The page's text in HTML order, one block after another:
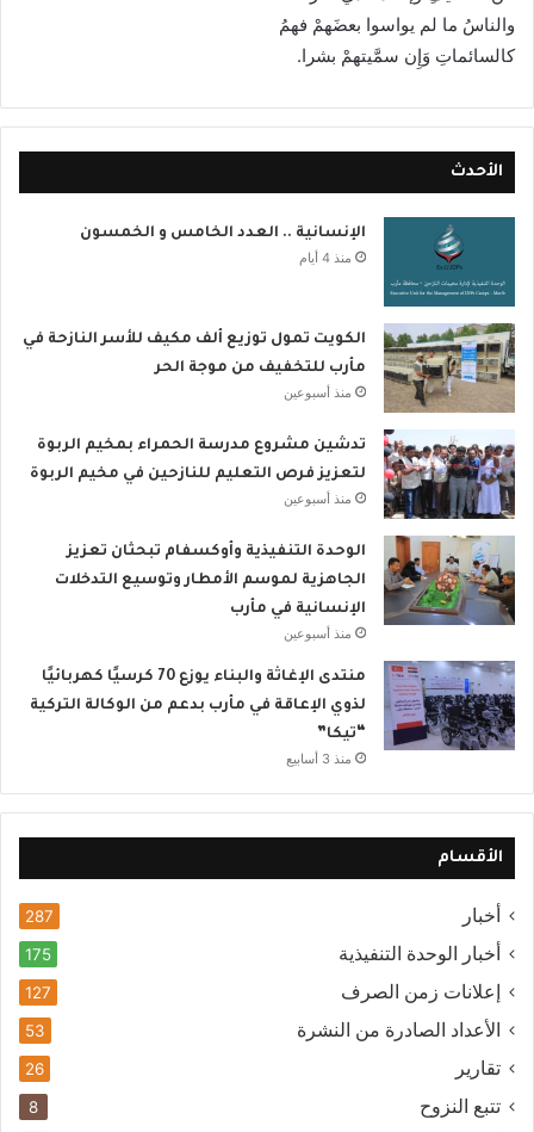
والناسُ ما لم يواسوا بعضَهمْ فهمُ
كالسائماتِ وَإِن سمَّيتهمْ بشرا.
الأحدث
الإنسانية .. العدد الخامس و الخمسون
منذ 4 أيام
الكويت تمول توزيع ألف مكيف للأسر النازحة في
مأرب للتخفيف من موجة الحر
منذ أسبوعين
تدشين مشروع مدرسة الحمراء بمخيم الربوة
لتعزيز فرص التعليم للنازحين في مخيم الربوة
منذ أسبوعين
الوحدة التنفيذية وأوكسفام تبحثان تعزيز
الجاهزية لموسم الأمطار وتوسيع التدخلات
الإنسانية في مأرب
منذ أسبوعين
منتدى الإغاثة والبناء يوزع 70 كرسيًا كهربائيًا
لذوي الإعاقة في مأرب بدعم من الوكالة التركية
“تيكا”
منذ 3 أسابيع
الأقسام
أخبار 287
أخبار الوحدة التنفيذية 175
إعلانات زمن الصرف 127
الأعداد الصادرة من النشرة 53
تقارير 26
تتبع النزوح 8